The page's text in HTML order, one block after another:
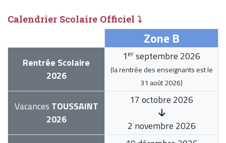
Calendrier Scolaire Officiel ⤵
Zone B
Rentrée Scolaire
2026
1 er septembre 2026
(la rentrée des enseignants est le
31 août 2026)
Vacances TOUSSAINT
2026
17 octobre 2026
2 novembre 2026